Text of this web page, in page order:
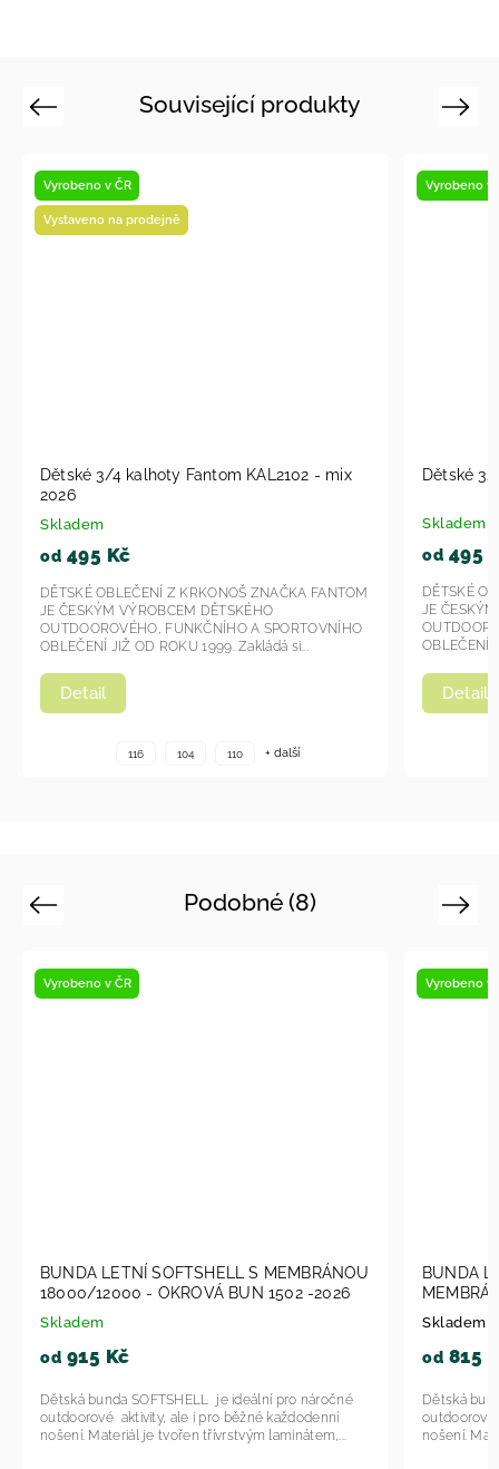
Související produkty
Previous
- mix
FANTOM
Vyrobeno v ČR
Dětské 3/4 kalhoty Fantom KAL2105-2026
od
DĚTSKÉ OBLEČENÍ Z KRKONOŠ ZNAČKA FANTOM
JE ČESKÝM VÝROBCEM DĚTSKÉHO
OUTDOOROVÉHO, FUNKČNÍHO A SPORTOVNÍHO
OBLEČENÍ JIŽ OD ROKU 1999. Zakládá si...
104
Next
Podobné (8)
Previous
S MEMBRÁNOU
BUN 1502 -2026
je ideální pro náročné
běžné každodenní
laminátem,...
BUNDA LETNÍ SOFTSHELL1506 S
MEMBRÁNOU 18000/12000 -
Dětská bunda SOFTSHELL je ideální pro
outdoorové aktivity, ale i pro běžné
nošení. Materiál je tvořen třívrstvým
Next